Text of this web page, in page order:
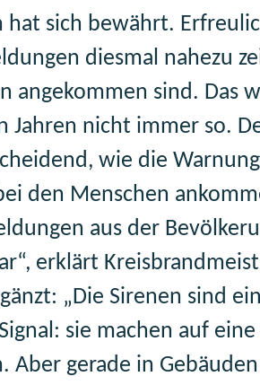
hat sich bewährt.
diesmal nahezu
angekommen sind. Das
Jahren nicht immer so.
wie die
den Menschen
aus der
erklärt
„Die Sirenen sind
sie machen auf
Aber gerade in